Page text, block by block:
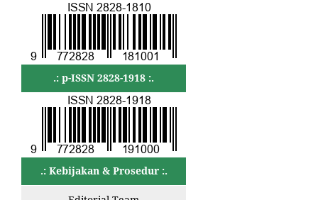
.: p-ISSN 2828-1918 :.
.: Kebijakan & Prosedur :.